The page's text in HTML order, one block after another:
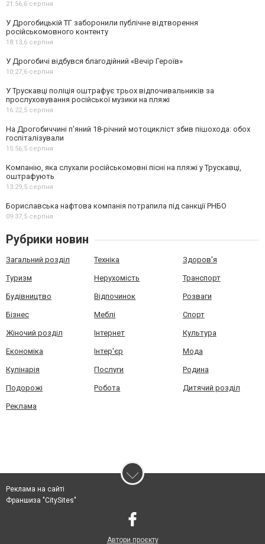
21:56,6 серпня
У Дрогобицькій ТГ заборонили публічне відтворення
російськомовного контенту
18:13,6 серпня
У Дрогобичі відбувся благодійний «Вечір Героїв»
10:27,6 серпня
У Трускавці поліція оштрафує трьох відпочивальників за
прослуховування російської музики на пляжі
16:22,5 серпня
На Дрогобиччині п'яний 18-річний мотоцикліст збив пішохода: обох
госпіталізували
15:56,5 серпня
Компанію, яка слухали російськомовні пісні на пляжі у Трускавці,
оштрафують
13:29,5 серпня
Бориславська нафтова компанія потрапила під санкції РНБО
09:37,5 серпня
Рубрики новин
Загальний розділ Техніка Здоров'я
Туризм Нерухомість Транспорт
Будівництво Відпочинок Розваги
Бізнес Меблі Спорт
Жіночий розділ Інтернет Культура
Економіка Інтер'єр Мода
Кулінарія Послуги Родина
Подорожі Робота Дитячий розділ
Реклама
Реклама на сайті
Франшиза "CitySites"
Автори проєкту